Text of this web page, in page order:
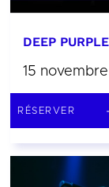
DEEP PURPLE
15
RÉSERVER